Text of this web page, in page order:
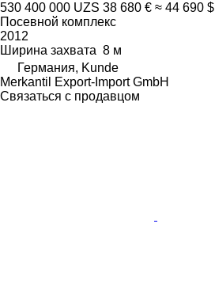
530 400 000 UZS 38 680 € ≈ 44 690 $
Посевной комплекс
2012
Ширина захвата 8 м
Германия, Kunde
Merkantil Export-Import GmbH
Связаться с продавцом